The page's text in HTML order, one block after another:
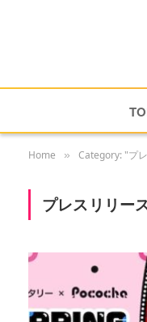
Home » Category: "プ
プレスリリー